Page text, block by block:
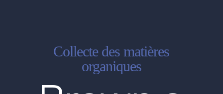
Collecte des matières
organiques